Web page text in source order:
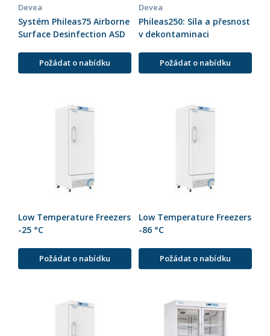
Devea
Systém Phileas75 Airborne
Surface Desinfection ASD
Požádat o nabídku
Devea
Phileas250: Síla a přesnost
v dekontaminaci
Požádat o nabídku
Low Temperature Freezers
-25 °C
Požádat o nabídku
Low Temperature Freezers
-86 °C
Požádat o nabídku